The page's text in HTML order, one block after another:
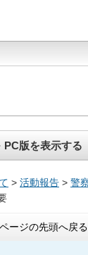
PC版を表示する
> 活動報告 > 警
ページの先頭へ戻る